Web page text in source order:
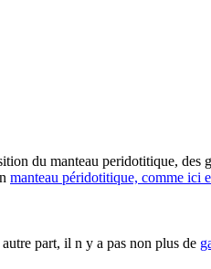
du manteau peridotitique,
manteau péridotitique, comme ici
part, il n y a pas non plus de